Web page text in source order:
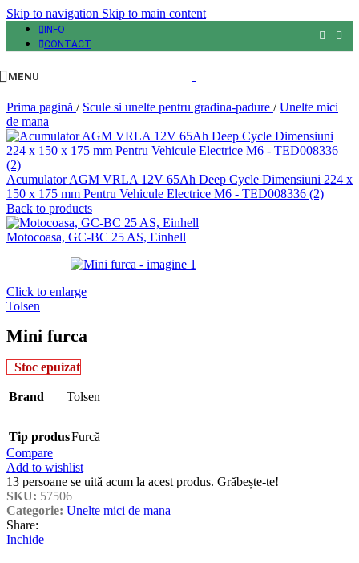
Skip to navigation Skip to main content
INFO
CONTACT
MENU
Prima pagină / Scule si unelte pentru gradina-padure / Unelte mici
de mana
Acumulator AGM VRLA 12V 65Ah Deep Cycle Dimensiuni 224 x
150 x 175 mm Pentru Vehicule Electrice M6 - TED008336 (2)
Back to products
Motocoasa, GC-BC 25 AS, Einhell
Click to enlarge
Tolsen
Mini furca
Stoc epuizat
Brand Tolsen
Tip produsFurcă
Compare
Add to wishlist
13 persoane se uită acum la acest produs. Grăbește-te!
SKU: 57506
Categorie: Unelte mici de mana
Share:
Inchide